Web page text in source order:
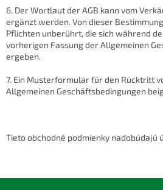
6. Der Wortlaut der AGB kann vom
ergänzt werden. Von dieser
Pflichten unberührt, die sich während
vorherigen Fassung der Allgemeinen
ergeben.
7. Ein Musterformular für den Rücktritt
Allgemeinen Geschäftsbedingungen
Tieto obchodné podmienky nadobúdajú